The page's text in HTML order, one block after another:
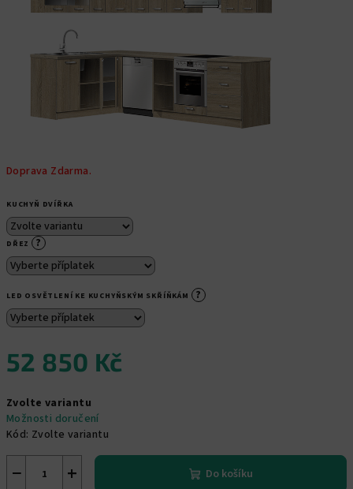
Doprava Zdarma.
KUCHYŇ DVÍŘKA
DŘEZ ?
LED OSVĚTLENÍ KE KUCHYŇSKÝM SKŘÍŇKÁM ?
52 850 Kč
cena:
Zvolte variantu
Možnosti doručení
Kód: Zvolte variantu
+
− Do košíku